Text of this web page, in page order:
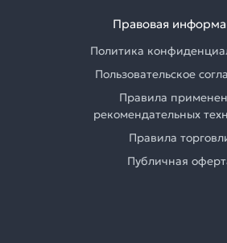
Правовая
Политика
Пользовательское
Правила
рекомендательных
Правила
Публичная